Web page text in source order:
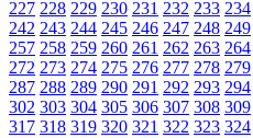
227 228 229 230 231 232 233 234
242 243 244 245 246 247 248 249
257 258 259 260 261 262 263 264
272 273 274 275 276 277 278 279
287 288 289 290 291 292 293 294
302 303 304 305 306 307 308 309
317 318 319 320 321 322 323 324